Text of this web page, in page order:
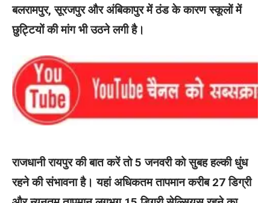
बलरामपुर, सूरजपुर और अंबिकापुर में ठंड के कारण स्कूलों में
छुट्टियों की मांग भी उठने लगी है।
राजधानी रायपुर की बात करें तो 5 जनवरी को सुबह हल्की धुंध
रहने की संभावना है। यहां अधिकतम तापमान करीब 27 डिग्री